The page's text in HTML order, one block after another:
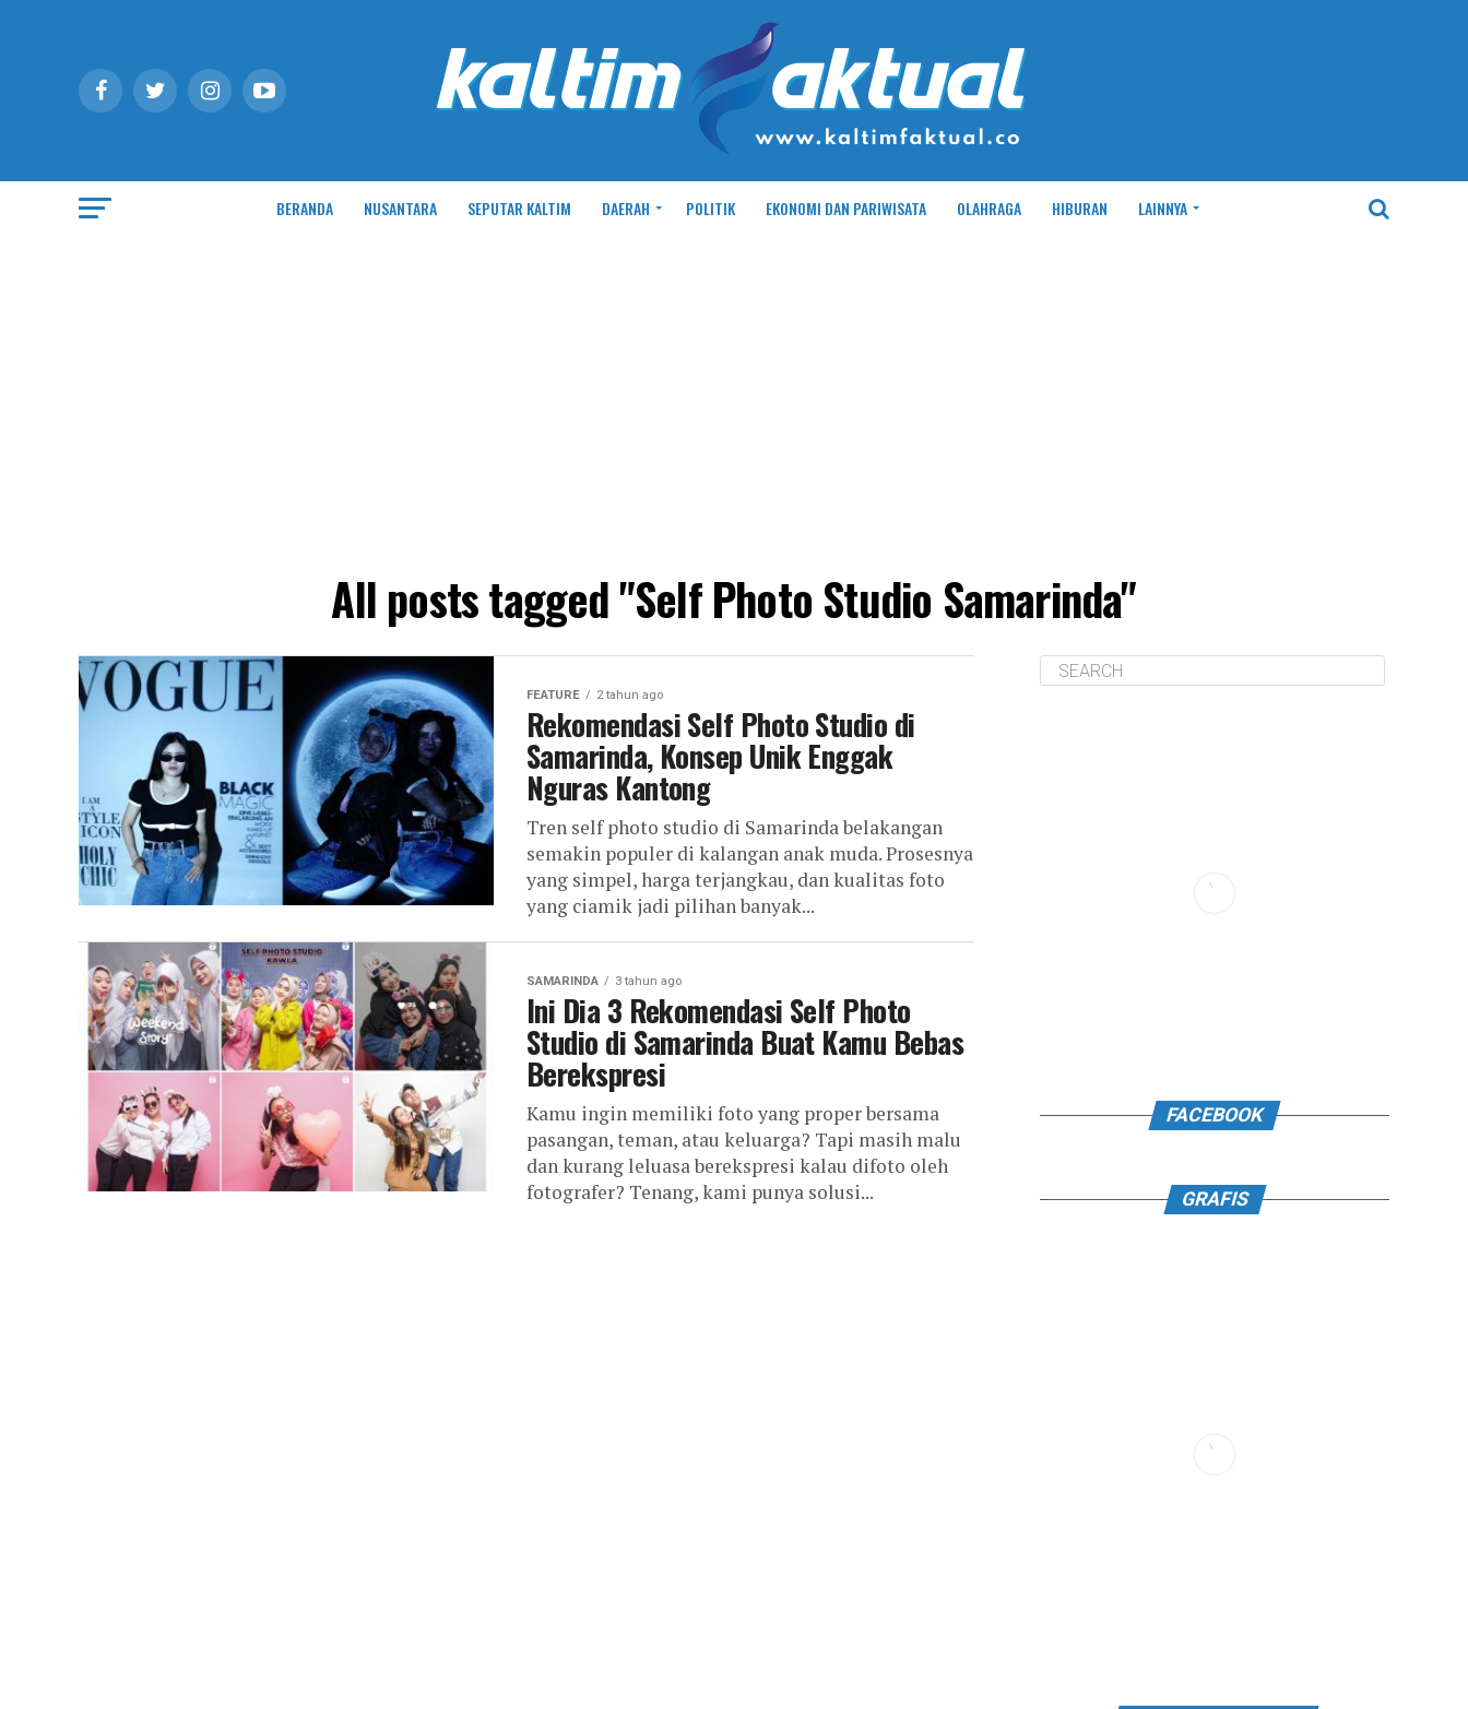
BERANDA NUSANTARA SEPUTAR KALTIM DAERAH POLITIK EKONOMI DAN PARIWISATA OLAHRAGA HIBURAN LAINNYA
All posts tagged "Self Photo Studio Samarinda"
FEATURE 2 tahun ago
Rekomendasi Self Photo Studio di
Samarinda, Konsep Unik Enggak
Nguras Kantong
Tren self photo studio di Samarinda belakangan
semakin populer di kalangan anak muda. Prosesnya
yang simpel, harga terjangkau, dan kualitas foto
yang ciamik jadi pilihan banyak...
SAMARINDA 3 tahun ago
Ini Dia 3 Rekomendasi Self Photo
Studio di Samarinda Buat Kamu Bebas
Berekspresi
Kamu ingin memiliki foto yang proper bersama
pasangan, teman, atau keluarga? Tapi masih malu
dan kurang leluasa berekspresi kalau difoto oleh
fotografer? Tenang, kami punya solusi...
FACEBOOK
GRAFIS